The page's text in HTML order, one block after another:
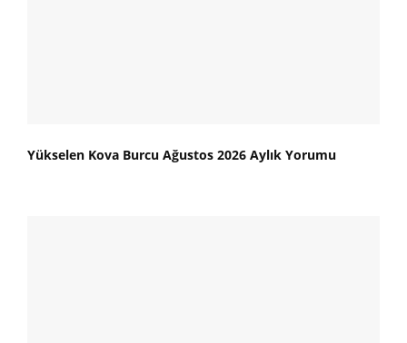
Yükselen Kova Burcu Ağustos 2026 Aylık Yorumu